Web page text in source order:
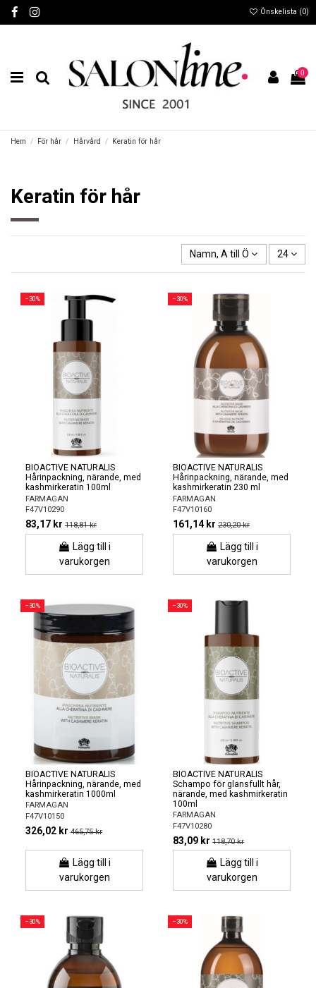
Önskelista (0)
0
Hem För hår Hårvård Keratin för hår
Keratin för hår
Namn, A till Ö 24
−30%
BIOACTIVE NATURALIS
Hårinpackning, närande, med
kashmirkeratin 100ml
FARMAGAN
F47V10290
83,17 kr 118,81 kr
Lägg till i
varukorgen
−30%
BIOACTIVE NATURALIS
Hårinpackning, närande, med
kashmirkeratin 230 ml
FARMAGAN
F47V10160
161,14 kr 230,20 kr
Lägg till i
varukorgen
−30%
BIOACTIVE NATURALIS
Hårinpackning, närande, med
kashmirkeratin 1000ml
FARMAGAN
F47V10150
326,02 kr 465,75 kr
Lägg till i
varukorgen
−30%
BIOACTIVE NATURALIS
Schampo för glansfullt hår,
närande, med kashmirkeratin
100ml
FARMAGAN
F47V10280
83,09 kr 118,70 kr
Lägg till i
varukorgen
−30% −30%